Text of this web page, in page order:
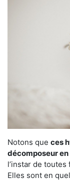
Notons que ces
décomposeur
l’instar de toutes
Elles sont en